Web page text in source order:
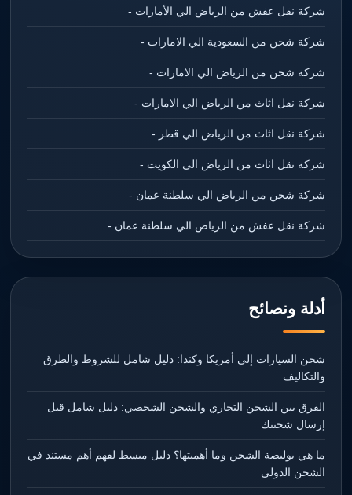
شركة نقل عفش من الرياض الي الأمارات -
شركة شحن من السعودية الي الامارات -
شركة شحن من الرياض الي الامارات -
شركة نقل اثاث من الرياض الي الامارات -
شركة نقل اثاث من الرياض الي قطر -
شركة نقل اثاث من الرياض الي الكويت -
شركة شحن من الرياض الي سلطنة عمان -
شركة نقل عفش من الرياض الي سلطنة عمان -
أدلة ونصائح
شحن السيارات إلى أمريكا وكندا: دليل شامل للشروط والطرق
والتكاليف
الفرق بين الشحن التجاري والشحن الشخصي: دليل شامل قبل
إرسال شحنتك
ما هي بوليصة الشحن وما أهميتها؟ دليل مبسط لفهم أهم مستند في
الشحن الدولي